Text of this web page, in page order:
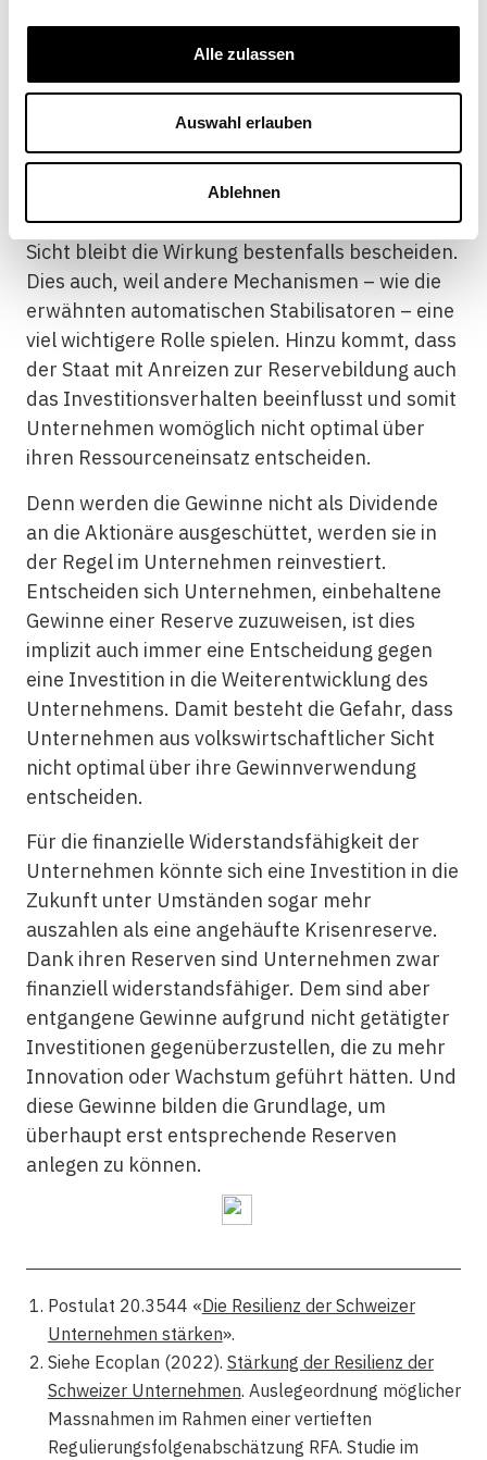
Alle zulassen
Auswahl erlauben
Ablehnen
Verlusten verrechnen und eine
Nachbesteuerung verhindern.
Unbeabsichtigte Nebeneffekte
Aber dennoch: Aus gesamtwirtschaftlicher
Sicht bleibt die Wirkung bestenfalls bescheiden.
Dies auch, weil andere Mechanismen – wie die
erwähnten automatischen Stabilisatoren – eine
viel wichtigere Rolle spielen. Hinzu kommt, dass
der Staat mit Anreizen zur Reservebildung auch
das Investitionsverhalten beeinflusst und somit
Unternehmen womöglich nicht optimal über
ihren Ressourceneinsatz entscheiden.
Denn werden die Gewinne nicht als Dividende
an die Aktionäre ausgeschüttet, werden sie in
der Regel im Unternehmen reinvestiert.
Entscheiden sich Unternehmen, einbehaltene
Gewinne einer Reserve zuzuweisen, ist dies
implizit auch immer eine Entscheidung gegen
eine Investition in die Weiterentwicklung des
Unternehmens. Damit besteht die Gefahr, dass
Unternehmen aus volkswirtschaftlicher Sicht
nicht optimal über ihre Gewinnverwendung
entscheiden.
Für die finanzielle Widerstandsfähigkeit der
Unternehmen könnte sich eine Investition in die
Zukunft unter Umständen sogar mehr
auszahlen als eine angehäufte Krisenreserve.
Dank ihren Reserven sind Unternehmen zwar
finanziell widerstandsfähiger. Dem sind aber
entgangene Gewinne aufgrund nicht getätigter
Investitionen gegenüberzustellen, die zu mehr
Innovation oder Wachstum geführt hätten. Und
diese Gewinne bilden die Grundlage, um
überhaupt erst entsprechende Reserven
anlegen zu können.
Postulat 20.3544 «Die Resilienz der Schweizer
Unternehmen stärken».
Siehe Ecoplan (2022). Stärkung der Resilienz der
Schweizer Unternehmen. Auslegeordnung möglicher
Massnahmen im Rahmen einer vertieften
Regulierungsfolgenabschätzung RFA. Studie im